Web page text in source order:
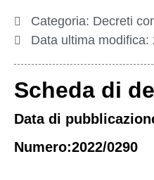
Categoria: Decreti
Data ultima modifica:
Scheda di
Data di
Numero:2022/0290